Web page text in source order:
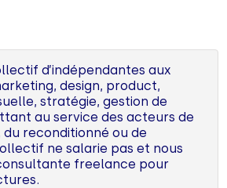
d’indépendantes aux
design, product,
stratégie, gestion de
au service des acteurs de
du reconditionné ou de
ne salarie pas et nous
freelance pour